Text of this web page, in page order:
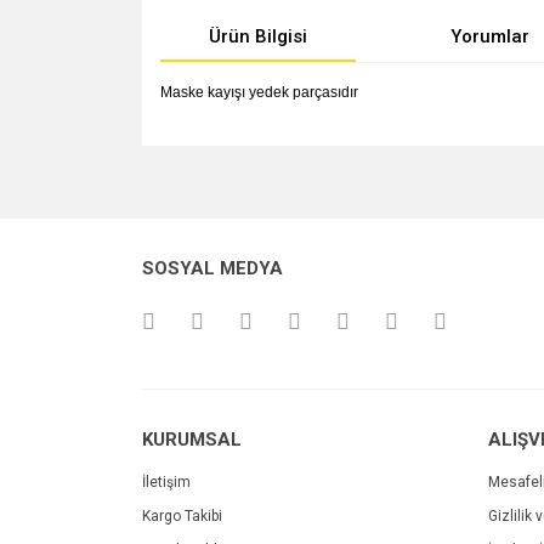
Ürün Bilgisi Yorumlar
Maske kayışı yedek parçasıdır
Ürün açıklamasında eksik bilgiler bulunuyor.
SOSYAL MEDYA
KURUMSAL
İletişim
Kargo Takibi
Gizlilik